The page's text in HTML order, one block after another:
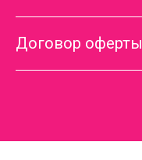
Договор оферты